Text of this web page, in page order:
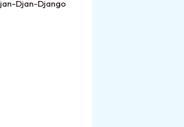
Djan-Django